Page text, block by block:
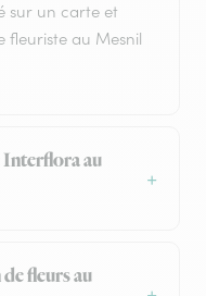
sur un carte et
fleuriste au Mesnil
au
fleurs au